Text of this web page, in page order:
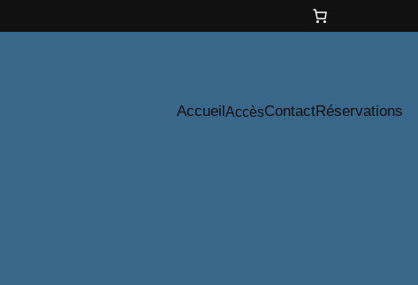
AccueilAccèsContactRéservations